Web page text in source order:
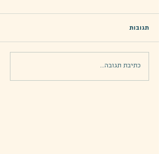
תגובות
כתיבת תגובה...